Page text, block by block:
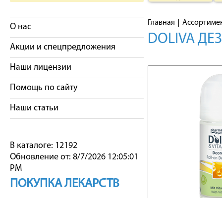
О нас
Акции и спецпредложения
Наши лицензии
Помощь по сайту
Наши статьи
В каталоге: 12192
Обновление от: 8/7/2026 12:05:01
PM
ПОКУПКА ЛЕКАРСТВ
Главная
DOLIVA